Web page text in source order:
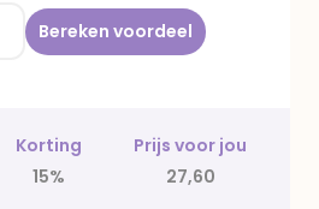
Bereken voordeel
Korting
Prijs voor jou
15% 27,60